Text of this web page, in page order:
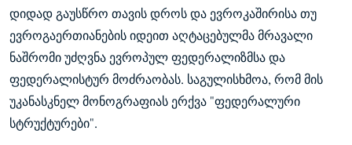
დიდად გაუსწრო თავის დროს და ევროკაშირისა თუ
ევროგაერთიანების იდეით აღტაცებულმა მრავალი
ნაშრომი უძღვნა ევროპულ ფედერალიზმსა და
ფედერალისტურ მოძრაობას. საგულისხმოა, რომ მის
უკანასკნელ მონოგრაფიას ერქვა "ფედერალური
სტრუქტურები".